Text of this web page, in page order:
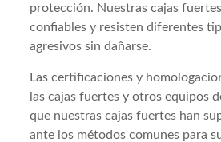
protección. Nuestras cajas
confiables y resisten diferentes
agresivos sin dañarse.
Las certificaciones y
las cajas fuertes y otros equipos
que nuestras cajas fuertes han
ante los métodos comunes para